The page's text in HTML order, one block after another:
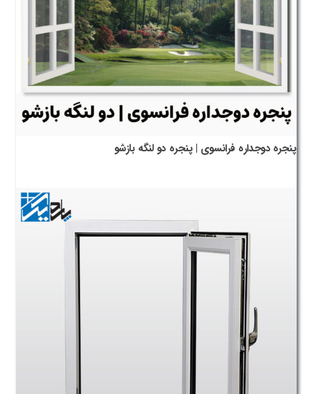
پنجره دوجداره فرانسوی | پنجره دو لنگه بازشو